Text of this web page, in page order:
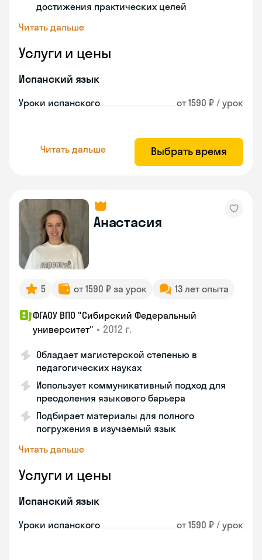
достижения практических целей
Читать дальше
Услуги и цены
Испанский язык
Уроки испанского от 1590 ₽ / урок
Читать дальше Выбрать время
Анастасия
5 от 1590 ₽ за урок 13 лет опыта
ФГАОУ ВПО "Сибирский Федеральный
университет" • 2012 г.
Обладает магистерской степенью в
педагогических науках
Использует коммуникативный подход для
преодоления языкового барьера
Подбирает материалы для полного
погружения в изучаемый язык
Читать дальше
Услуги и цены
Испанский язык
Уроки испанского от 1590 ₽ / урок